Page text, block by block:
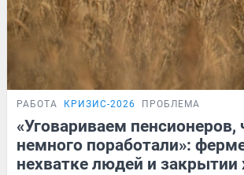
РАБОТА КРИЗИС-2026 ПРОБЛЕМА
«Уговариваем пенсионеров,
немного поработали»:
нехватке людей и закрытии